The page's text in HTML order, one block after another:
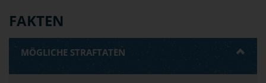
FAKTEN
MÖGLICHE STRAFTATEN